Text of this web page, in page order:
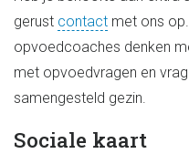
gerust contact met ons
opvoedcoaches denken
met opvoedvragen en
samengesteld gezin.
Sociale kaart